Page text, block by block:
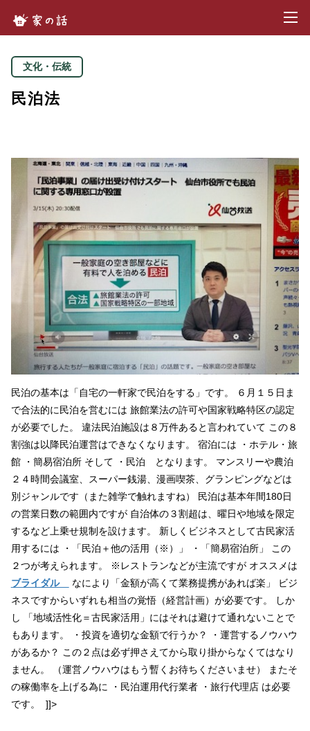
文化・伝統
民泊法
民泊の基本は「自宅の一軒家で民泊をする」です。 ６月１５日ま
で合法的に民泊を営むには 旅館業法の許可や国家戦略特区の認定
が必要でした。 違法民泊施設は８万件あると言われていて この８
割強は以降民泊運営はできなくなります。 宿泊には ・ホテル・旅
館 ・簡易宿泊所 そして ・民泊 となります。 マンスリーや農泊
２４時間会議室、スーパー銭湯、漫画喫茶、グランピングなどは
別ジャンルです（また雑学で触れますね） 民泊は基本年間180日
の営業日数の範囲内ですが 自治体の３割超は、曜日や地域を限定
するなど上乗せ規制を設けます。 新しくビジネスとして古民家活
用するには ・「民泊＋他の活用（※）」 ・「簡易宿泊所」 この
２つが考えられます。 ※レストランなどが主流ですが オススメは
ブライダル
なにより「金額が高くて業務提携があれば楽」 ビジ
ネスですからいずれも相当の覚悟（経営計画）が必要です。 しか
し 「地域活性化＝古民家活用」にはそれは避けて通れないことで
もあります。 ・投資を適切な金額で行うか？ ・運営するノウハウ
があるか？ この２点は必ず押さえてから取り掛からなくてはなり
ません。 （運営ノウハウはもう暫くお待ちくださいませ） またそ
の稼働率を上げる為に ・民泊運用代行業者 ・旅行代理店 は必要
です。 ]]>